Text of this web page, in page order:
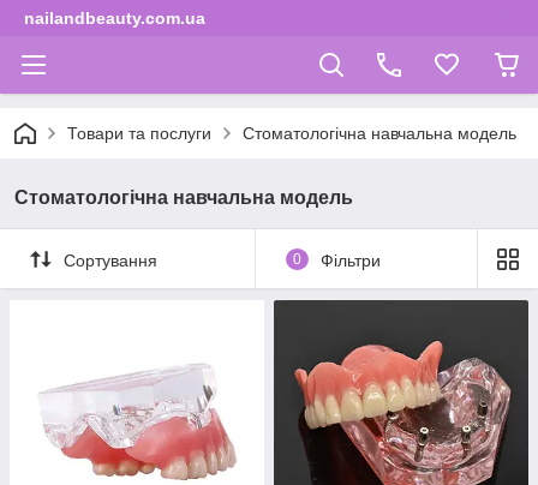
nailandbeauty.com.ua
Товари та послуги Стоматологічна навчальна модель
Стоматологічна навчальна модель
Сортування 0 Фільтри